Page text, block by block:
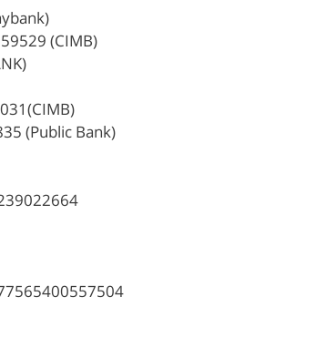
(CIMB)
(Public Bank)